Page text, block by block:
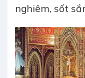
nghiêm, sốt